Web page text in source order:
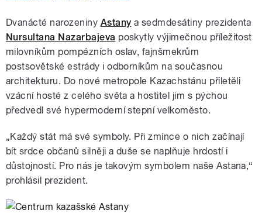
Dvanácté narozeniny Astany a sedmdesátiny prezidenta
Nursultana Nazarbajeva poskytly výjimečnou příležitost
milovníkům pompézních oslav, fajnšmekrům
postsovětské estrády i odborníkům na současnou
architekturu. Do nové metropole Kazachstánu přiletěli
vzácní hosté z celého světa a hostitel jim s pýchou
předvedl své hypermoderní stepní velkoměsto.
„Každý stát má své symboly. Při zmínce o nich začínají
bít srdce občanů silněji a duše se naplňuje hrdostí i
důstojností. Pro nás je takovým symbolem naše Astana,“
prohlásil prezident.